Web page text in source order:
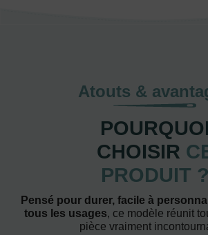
Atouts &
POURQUOI
CHOISIR
PRODUIT ?
Pensé pour durer, facile à
tous les usages, ce modèle réunit
pièce vraiment